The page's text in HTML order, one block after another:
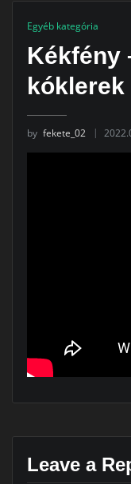
Egyéb kategória
Kékfény
kóklerek
by fekete_02
Leave a